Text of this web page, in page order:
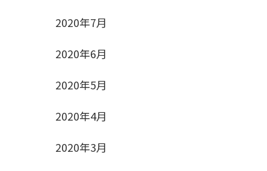
2020年7月
2020年6月
2020年5月
2020年4月
2020年3月